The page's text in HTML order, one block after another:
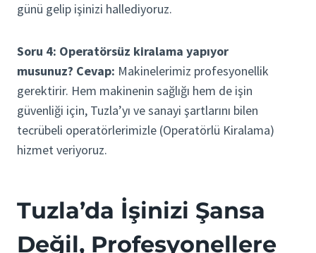
günü gelip işinizi hallediyoruz.
Soru 4: Operatörsüz kiralama yapıyor
musunuz? Cevap: Makinelerimiz profesyonellik
gerektirir. Hem makinenin sağlığı hem de işin
güvenliği için, Tuzla’yı ve sanayi şartlarını bilen
tecrübeli operatörlerimizle (Operatörlü Kiralama)
hizmet veriyoruz.
Tuzla’da İşinizi Şansa
Değil, Profesyonellere